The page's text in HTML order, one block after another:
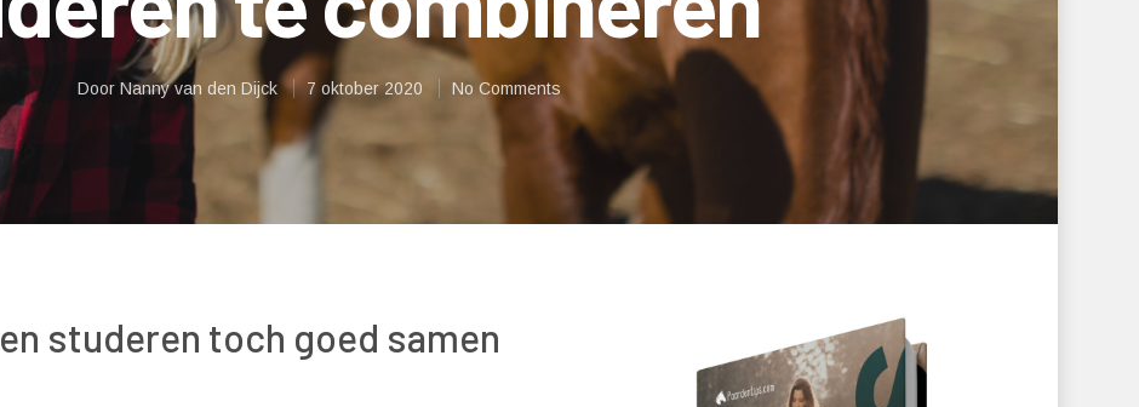
Door Nanny van den Dijck 7 oktober 2020 No Comments
studeren toch goed samen